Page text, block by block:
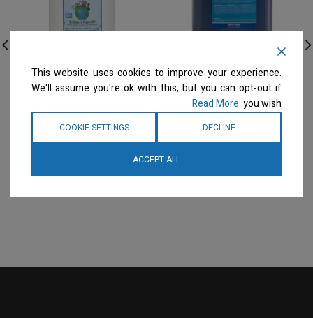
Show Tech – שמפו מגביר
צבע – 5 ליטר
שמפו
המחיר ייחשף רק לבעלי
מספרות רשומיםצרו קשר
EarthBath – גלון שמפו
מפיג ומרגיע מתחים – דילול
This website uses cookies to improve your experience.
We'll assume you're ok with this, but you can opt-out if
you wish.
Read More
DECLINE
COOKIE SETTINGS
ACCEPT ALL